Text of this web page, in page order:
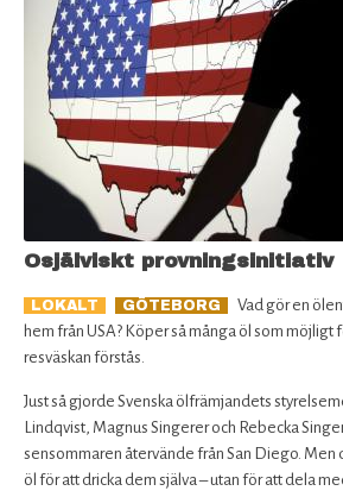
Osjälviskt provningsinitiativ
LOKALT GÖTEBORG
Vad gör en
hem från USA? Köper så många öl som möjligt
resväskan förstås.
Just så gjorde Svenska ölfrämjandets
Lindqvist, Magnus Singerer och Rebecka
sensommaren återvände från San Diego. Men
öl för att dricka dem själva – utan för att dela